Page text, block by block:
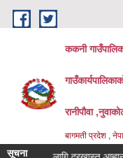
Skip to main content
ककनी
रानीपौवा
बागमती प्रदेश ,
सूचना